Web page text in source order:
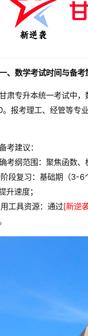
、数学考试时间与备考
肃专升本统一考试中
。报考理工、经管等专
考建议：
考纲范围：聚焦函数、
段复习：基础期（3-6
升速度；
工具资源：通过[新逆